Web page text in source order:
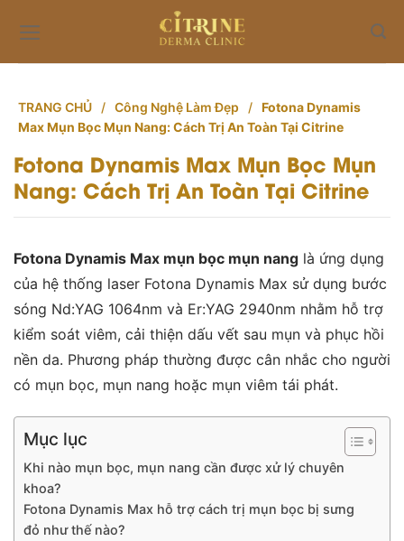
content
TRANG CHỦ / Công Nghệ Làm Đẹp / Fotona Dynamis
Max Mụn Bọc Mụn Nang: Cách Trị An Toàn Tại Citrine
Fotona Dynamis Max Mụn Bọc Mụn
Nang: Cách Trị An Toàn Tại Citrine
Fotona Dynamis Max mụn bọc mụn nang là ứng dụng
của hệ thống laser Fotona Dynamis Max sử dụng bước
sóng Nd:YAG 1064nm và Er:YAG 2940nm nhằm hỗ trợ
kiểm soát viêm, cải thiện dấu vết sau mụn và phục hồi
nền da. Phương pháp thường được cân nhắc cho người
có mụn bọc, mụn nang hoặc mụn viêm tái phát.
Mục lục
Khi nào mụn bọc, mụn nang cần được xử lý chuyên
khoa?
Fotona Dynamis Max hỗ trợ cách trị mụn bọc bị sưng
đỏ như thế nào?